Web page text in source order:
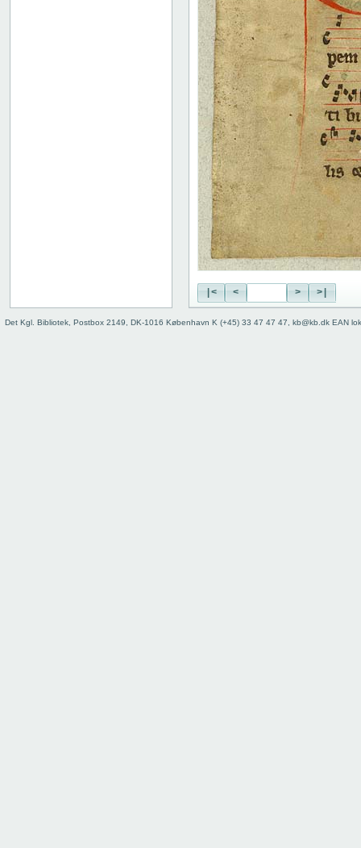
|< < > >|
Det Kgl. Bibliotek, Postbox 2149, DK-1016 København K (+45) 33 47 47 47, kb@kb.dk EAN